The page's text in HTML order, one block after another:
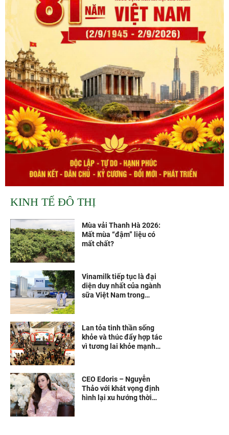
KINH TẾ ĐÔ THỊ
Mùa vải Thanh Hà 2026:
Mất mùa “đậm” liệu có
mất chất?
Vinamilk tiếp tục là đại
diện duy nhất của ngành
sữa Việt Nam trong
Lan tỏa tinh thần sống
khỏe và thúc đẩy hợp tác
vì tương lai khỏe mạnh
CEO Edoris – Nguyễn
Thảo với khát vọng định
hình lại xu hướng thời